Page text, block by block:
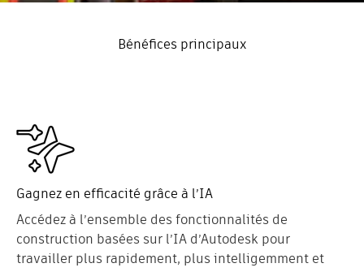
Bénéfices principaux
Gagnez en efficacité grâce à l’IA
Accédez à l’ensemble des fonctionnalités de
construction basées sur l’IA d’Autodesk pour
travailler plus rapidement, plus intelligemment et